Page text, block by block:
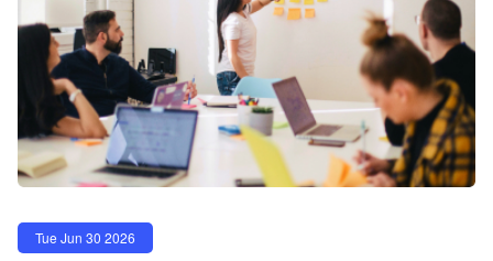
Tue Jun 30 2026